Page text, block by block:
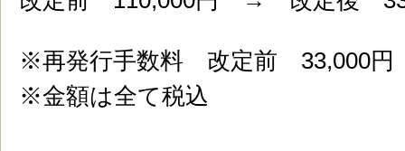
※再発行手数料 改定前 33,000
※金額は全て税込